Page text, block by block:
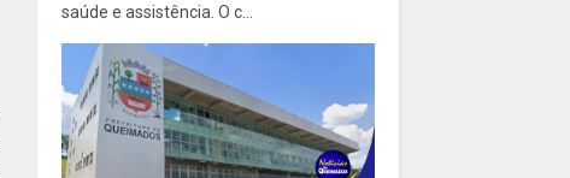
saúde e assistência. O c...